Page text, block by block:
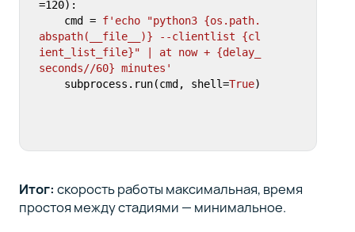
=120):
    cmd =
f'echo "python3 {os.path.
abspath(__file__)} --clientlist {cl
ient_list_file}" | at now + {delay_
seconds//60} minutes'
    subprocess.run(cmd, shell=
True)
Итог: скорость работы максимальная, время
простоя между стадиями — минимальное.